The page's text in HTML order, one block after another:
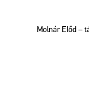
Mol­nár Előd –